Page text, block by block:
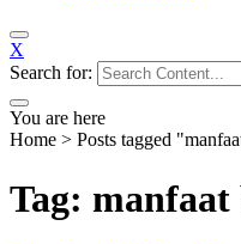
X
Search for:
You are here
Home > Posts tagged
Tag: